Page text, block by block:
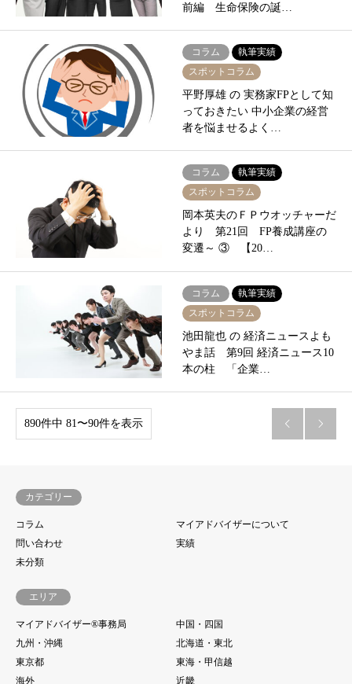
前編 生命保険の誕…
コラム
執筆実績
スポットコラム
平野厚雄 の 実務家FPとして知
っておきたい 中小企業の経営
者を悩ませるよく…
コラム
執筆実績
スポットコラム
岡本英夫のＦＰウオッチャーだ
より 第21回 FP養成講座の
変遷～ ③ 【20…
コラム
執筆実績
スポットコラム
池田龍也 の 経済ニュースよも
やま話 第9回 経済ニュース10
本の柱 「企業…
890件中 81〜90件を表示  
カテゴリー
コラム
マイアドバイザーについて
問い合わせ
実績
未分類
エリア
マイアドバイザー®事務局
中国・四国
九州・沖縄
北海道・東北
東京都
東海・甲信越
海外
近畿